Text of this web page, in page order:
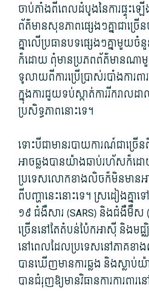
ចាប់តាំងពី​ពេល​ដំបូង​នៃ​ការ​ផ្ទុះឡើ
ព័ត៌មាន​សុខភាព​ផ្សេងៗ​គ្នា​ជាច្រ
គ្នា​លើ​ប្រធានបទ​ផ្សេងៗ​គ្នា​មួយ
ក៏ដោយ ពុំ​មាន​ប្រភព​ព័ត៌មាន​ណា
ទូលាយ​ពី​ការប្រើប្រាស់​របាំង​ការព
ក្នុង​ការ​ជួយ​ទប់ស្កាត់​ការរីក​រាល
ប្រសិទ្ធភាព​នោះ​ទេ។
ទោះបីជា​មាន​របាយការណ៍​ជាច្រើន​
អាច​ឆ្លង​បាន​យ៉ាង​ឆាប់រហ័ស​ក៏ដ
ប្រទេស​លោក​ខាងលិច​ក៏​មិន​មាន​អា
ពី​បញ្ហា​នេះ​នោះ​ទេ។ ស្រដៀងគ្នា​
១៩ ជំងឺ​សារ (SARS) និង​ជំងឺ​ម៊ឺស
ច្រើន​នៅតែ​តំបន់​ប៉ែក​អាស៊ី និង​មជ្
នៅពេល​ដែល​ប្រទេស​នៅ​ភាគ​ខា
បាន​ឃើញ​មាន​ការ​ឆ្លង និង​ស្លាប់​យ៉
បាន​ជំរុញ​ឱ្យ​មាន​វិធានការ​ការព